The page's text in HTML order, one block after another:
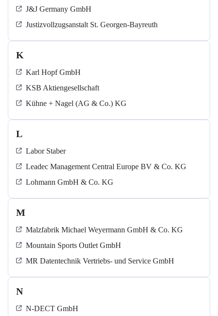
J&J Germany GmbH
Justizvollzugsanstalt St. Georgen-Bayreuth
K
Karl Hopf GmbH
KSB Aktiengesellschaft
Kühne + Nagel (AG & Co.) KG
L
Labor Staber
Leadec Management Central Europe BV & Co. KG
Lohmann GmbH & Co. KG
M
Malzfabrik Michael Weyermann GmbH & Co. KG
Mountain Sports Outlet GmbH
MR Datentechnik Vertriebs- und Service GmbH
N
N-DECT GmbH